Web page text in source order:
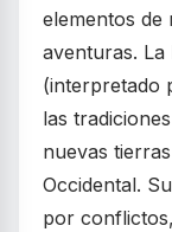
elementos de
aventuras. La
(interpretado
las
nuevas
Occidental.
por